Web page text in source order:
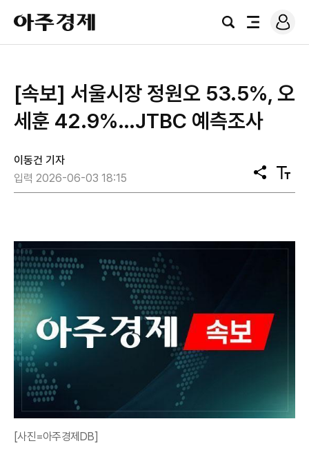
아
주
경
검
전
로
그
[속보] 서울시장 정원오 53.5%, 오
세훈 42.9%…JTBC 예측조사
이동건 기자
입력 2026-06-03 18:15
공
유
텍
스
[사진=아주경제DB]